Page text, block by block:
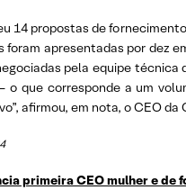
14 propostas de
foram apresentadas por dez
pela equipe
o que corresponde a um
afirmou, em nota, o CEO da
primeira CEO mulher e de